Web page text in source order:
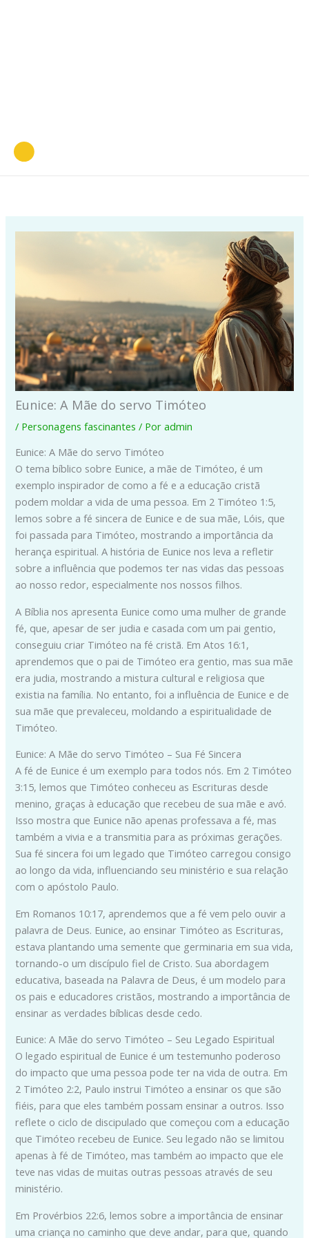
Eunice: A Mãe do servo Timóteo
/ Personagens fascinantes / Poradmin
Eunice: A Mãe do servo Timóteo
O tema bíblico sobre Eunice, a mãe de Timóteo, é um
exemplo inspirador de como a fé e a educação cristã
podem moldar a vida de uma pessoa. Em 2 Timóteo 1:5,
lemos sobre a fé sincera de Eunice e de sua mãe, Lóis, que
foi passada para Timóteo, mostrando a importância da
herança espiritual. A história de Eunice nos leva a refletir
sobre a influência que podemos ter nas vidas das pessoas
ao nosso redor, especialmente nos nossos filhos.
A Bíblia nos apresenta Eunice como uma mulher de grande
fé, que, apesar de ser judia e casada com um pai gentio,
conseguiu criar Timóteo na fé cristã. Em Atos 16:1,
aprendemos que o pai de Timóteo era gentio, mas sua mãe
era judia, mostrando a mistura cultural e religiosa que
existia na família. No entanto, foi a influência de Eunice e de
sua mãe que prevaleceu, moldando a espiritualidade de
Timóteo.
Eunice: A Mãe do servo Timóteo – Sua Fé Sincera
A fé de Eunice é um exemplo para todos nós. Em 2 Timóteo
3:15, lemos que Timóteo conheceu as Escrituras desde
menino, graças à educação que recebeu de sua mãe e avó.
Isso mostra que Eunice não apenas professava a fé, mas
também a vivia e a transmitia para as próximas gerações.
Sua fé sincera foi um legado que Timóteo carregou consigo
ao longo da vida, influenciando seu ministério e sua relação
com o apóstolo Paulo.
Em Romanos 10:17, aprendemos que a fé vem pelo ouvir a
palavra de Deus. Eunice, ao ensinar Timóteo as Escrituras,
estava plantando uma semente que germinaria em sua vida,
tornando-o um discípulo fiel de Cristo. Sua abordagem
educativa, baseada na Palavra de Deus, é um modelo para
os pais e educadores cristãos, mostrando a importância de
ensinar as verdades bíblicas desde cedo.
Eunice: A Mãe do servo Timóteo – Seu Legado Espiritual
O legado espiritual de Eunice é um testemunho poderoso
do impacto que uma pessoa pode ter na vida de outra. Em
2 Timóteo 2:2, Paulo instrui Timóteo a ensinar os que são
fiéis, para que eles também possam ensinar a outros. Isso
reflete o ciclo de discipulado que começou com a educação
que Timóteo recebeu de Eunice. Seu legado não se limitou
apenas à fé de Timóteo, mas também ao impacto que ele
teve nas vidas de muitas outras pessoas através de seu
ministério.
Em Provérbios 22:6, lemos sobre a importância de ensinar
uma criança no caminho que deve andar, para que, quando